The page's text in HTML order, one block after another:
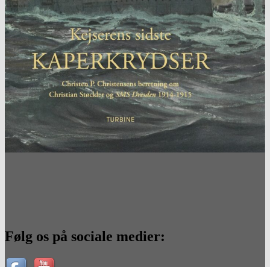
Følg os på sociale medier: